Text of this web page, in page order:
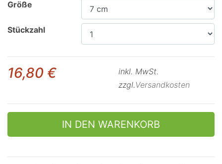
Größe
Stückzahl
16,80 €
inkl. MwSt.
zzgl.Versandkosten
IN DEN WARENKORB